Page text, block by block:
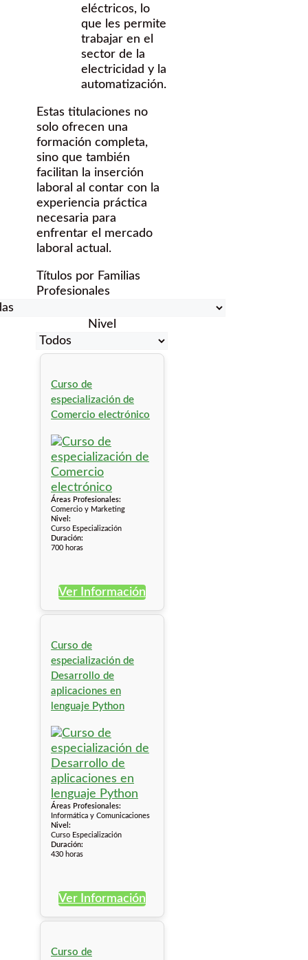
eléctricos, lo
que les permite
trabajar en el
sector de la
electricidad y la
automatización.
Estas titulaciones no
solo ofrecen una
formación completa,
sino que también
facilitan la inserción
laboral al contar con la
experiencia práctica
necesaria para
enfrentar el mercado
laboral actual.
Títulos por Familias
Profesionales
Nivel
Curso de
especialización de
Comercio electrónico
Áreas Profesionales:
Comercio y Marketing
Nivel:
Curso Especialización
Duración:
700 horas
Ver Información
Curso de
especialización de
Desarrollo de
aplicaciones en
lenguaje Python
Áreas Profesionales:
Informática y Comunicaciones
Nivel:
Curso Especialización
Duración:
430 horas
Ver Información
Curso de